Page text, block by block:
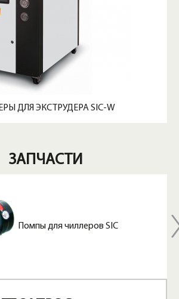
ДЛЯ ЭКСТРУДЕРА SIC-W
ЗАПЧАСТИ
Помпы для чиллеров SIC